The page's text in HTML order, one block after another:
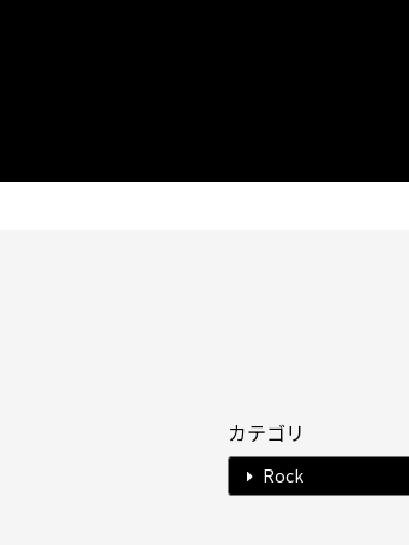
カテゴリ
Rock